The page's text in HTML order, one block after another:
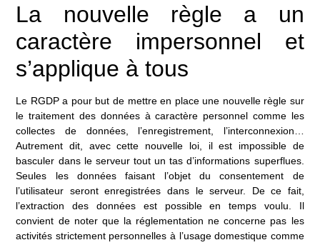
La nouvelle règle a un
caractère impersonnel et
s’applique à tous
Le RGDP a pour but de mettre en place une nouvelle règle sur
le traitement des données à caractère personnel comme les
collectes de données, l’enregistrement, l’interconnexion…
Autrement dit, avec cette nouvelle loi, il est impossible de
basculer dans le serveur tout un tas d’informations superflues.
Seules les données faisant l’objet du consentement de
l’utilisateur seront enregistrées dans le serveur. De ce fait,
l’extraction des données est possible en temps voulu. Il
convient de noter que la réglementation ne concerne pas les
activités strictement personnelles à l’usage domestique comme